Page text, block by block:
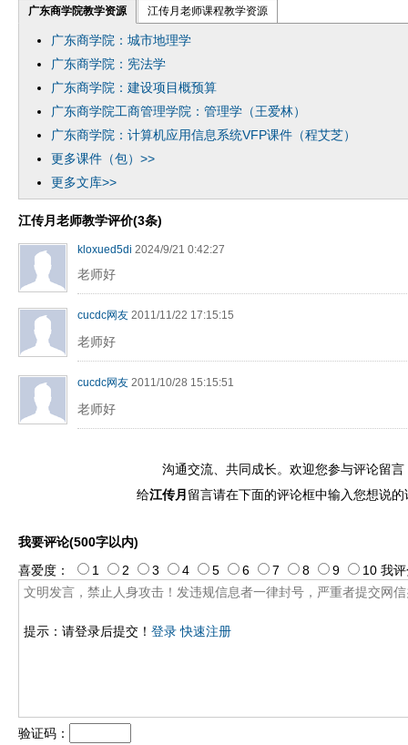
广东商学院教学资源 江传月老师课程教学资源
广东商学院：城市地理学
广东商学院：宪法学
广东商学院：建设项目概预算
广东商学院工商管理学院：管理学（王爱林）
广东商学院：计算机应用信息系统VFP课件（程艾芝）
更多课件（包）>>
更多文库>>
江传月老师教学评价(3条)
kloxued5di 2024/9/21 0:42:27
老师好
cucdc网友 2011/11/22 17:15:15
老师好
cucdc网友 2011/10/28 15:15:51
老师好
沟通交流、共同成长。欢迎您参与评论留言
给江传月 留言请在下面的评论框中输入您想说的
我要评论(500字以内)
提示：请登录后提交！ 登录 快速注册
喜爱度： 1 2 3 4 5 6 7 8 9 10 我评
验证码：